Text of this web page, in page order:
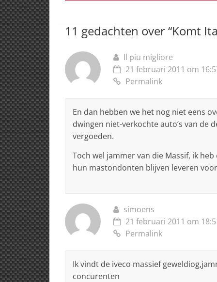
p
p
o n s
11 gedachten over “Komt
Il piu migliore
21 februari 2011 om
Permalink
En dan hebben we het nog niet eens
dwingen niet-verkochte auto’s van de
vergoeden.
Toch wel jammer van die Massif, ik
hun mastondonten blijven leveren
simoens
21 februari 2011 om
Permalink
Ik vindt de iveco massief
concurenten